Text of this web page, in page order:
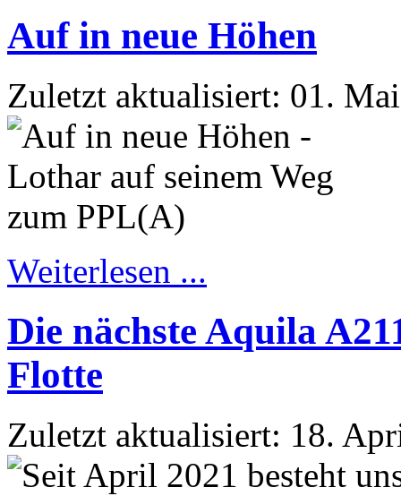
Auf in neue Höhen
Zuletzt aktualisiert: 01.
Weiterlesen ...
Die nächste Aquila
Flotte
Zuletzt aktualisiert: 18.